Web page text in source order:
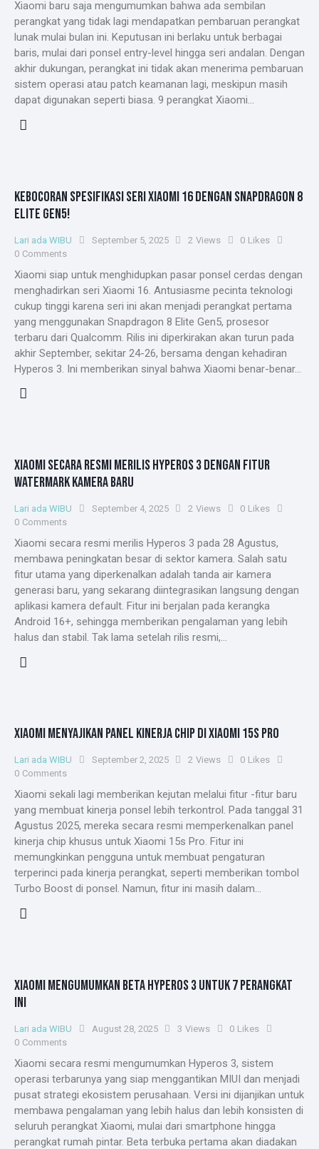
Xiaomi baru saja mengumumkan bahwa ada sembilan
perangkat yang tidak lagi mendapatkan pembaruan perangkat
lunak mulai bulan ini. Keputusan ini berlaku untuk berbagai
baris, mulai dari ponsel entry-level hingga seri andalan. Dengan
akhir dukungan, perangkat ini tidak akan menerima pembaruan
sistem operasi atau patch keamanan lagi, meskipun masih
dapat digunakan seperti biasa. 9 perangkat Xiaomi…
KEBOCORAN SPESIFIKASI SERI XIAOMI 16 DENGAN SNAPDRAGON 8
ELITE GEN5!
Lari ada WIBU September 5, 2025 2 Views 0 Likes
0 Comments
Xiaomi siap untuk menghidupkan pasar ponsel cerdas dengan
menghadirkan seri Xiaomi 16. Antusiasme pecinta teknologi
cukup tinggi karena seri ini akan menjadi perangkat pertama
yang menggunakan Snapdragon 8 Elite Gen5, prosesor
terbaru dari Qualcomm. Rilis ini diperkirakan akan turun pada
akhir September, sekitar 24-26, bersama dengan kehadiran
Hyperos 3. Ini memberikan sinyal bahwa Xiaomi benar-benar…
XIAOMI SECARA RESMI MERILIS HYPEROS 3 DENGAN FITUR
WATERMARK KAMERA BARU
Lari ada WIBU September 4, 2025 2 Views 0 Likes
0 Comments
Xiaomi secara resmi merilis Hyperos 3 pada 28 Agustus,
membawa peningkatan besar di sektor kamera. Salah satu
fitur utama yang diperkenalkan adalah tanda air kamera
generasi baru, yang sekarang diintegrasikan langsung dengan
aplikasi kamera default. Fitur ini berjalan pada kerangka
Android 16+, sehingga memberikan pengalaman yang lebih
halus dan stabil. Tak lama setelah rilis resmi,…
XIAOMI MENYAJIKAN PANEL KINERJA CHIP DI XIAOMI 15S PRO
Lari ada WIBU September 2, 2025 2 Views 0 Likes
0 Comments
Xiaomi sekali lagi memberikan kejutan melalui fitur -fitur baru
yang membuat kinerja ponsel lebih terkontrol. Pada tanggal 31
Agustus 2025, mereka secara resmi memperkenalkan panel
kinerja chip khusus untuk Xiaomi 15s Pro. Fitur ini
memungkinkan pengguna untuk membuat pengaturan
terperinci pada kinerja perangkat, seperti memberikan tombol
Turbo Boost di ponsel. Namun, fitur ini masih dalam…
XIAOMI MENGUMUMKAN BETA HYPEROS 3 UNTUK 7 PERANGKAT
INI
Lari ada WIBU August 28, 2025 3 Views 0 Likes
0 Comments
Xiaomi secara resmi mengumumkan Hyperos 3, sistem
operasi terbarunya yang siap menggantikan MIUI dan menjadi
pusat strategi ekosistem perusahaan. Versi ini dijanjikan untuk
membawa pengalaman yang lebih halus dan lebih konsisten di
seluruh perangkat Xiaomi, mulai dari smartphone hingga
perangkat rumah pintar. Beta terbuka pertama akan diadakan